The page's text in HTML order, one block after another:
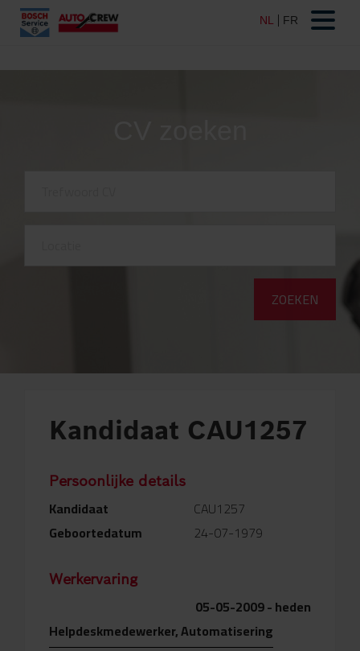
Kandidaat CAU1257
Persoonlijke details
Kandidaat
CAU1257
Geboortedatum
24-07-1979
Werkervaring
05-05-2009 - heden
Helpdeskmedewerker, Automatisering